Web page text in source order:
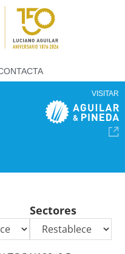
VISITAR
Sectores